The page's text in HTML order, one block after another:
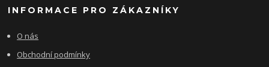
INFORMACE PRO ZÁKAZNÍKY
O nás
Obchodní podmínky